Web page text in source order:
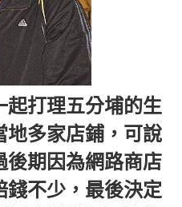
起打理五分埔的生
地多家店鋪，可說
後期因為網路商店
錢不少，最後決定